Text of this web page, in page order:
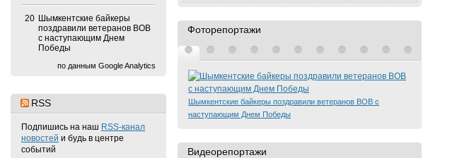
20 Шымкентские байкеры
поздравили ветеранов ВОВ
с наступающим Днем
Победы
по данным Google Analytics
RSS
Подпишись на наш RSS-канал
новостей и будь в центре
событий
Фоторепортажи
Шымкентские байкеры поздравили ветеранов ВОВ с
наступающим Днем Победы
Видеорепортажи